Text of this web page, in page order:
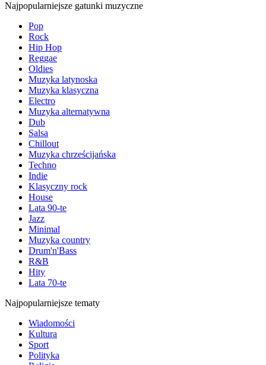
Najpopularniejsze gatunki muzyczne
Pop
Rock
Hip Hop
Reggae
Oldies
Muzyka latynoska
Muzyka klasyczna
Electro
Muzyka alternatywna
Dub
Salsa
Chillout
Muzyka chrześcijańska
Techno
Indie
Klasyczny rock
House
Lata 90-te
Jazz
Minimal
Muzyka country
Drum'n'Bass
R&B
Hity
Lata 70-te
Najpopularniejsze tematy
Wiadomości
Kultura
Sport
Polityka